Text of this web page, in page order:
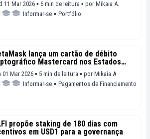
11 Mar 2026 ▪ 6 min de leitura ▪ por Mikaia A.
Informar-se ▪ Portfólio
lança um cartão de débito
Mastercard nos Estados
01 Mar 2026 ▪ 5 min de leitura ▪ por Mikaia A.
Informar-se ▪ Pagamentos de Financiamento
propõe staking de 180 dias com
em USD1 para a governança